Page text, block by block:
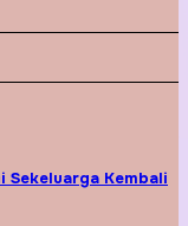
Sekeluarga Kembali